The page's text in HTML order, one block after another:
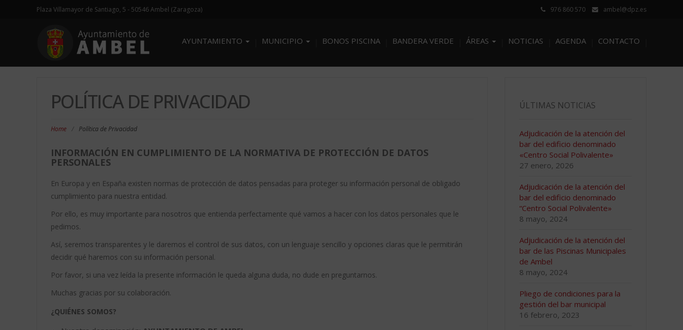
Plaza Villamayor de Santiago, 5 - 50546 Ambel (Zaragoza) 976 860 570 ambel@dpz.es
AYUNTAMIENTO MUNICIPIO BONOS PISCINA BANDERA VERDE ÁREAS NOTICIAS AGENDA CONTACTO
POLÍTICA DE PRIVACIDAD
Home / Política de Privacidad
INFORMACIÓN EN CUMPLIMIENTO DE LA NORMATIVA DE PROTECCIÓN DE DATOS
PERSONALES
En Europa y en España existen normas de protección de datos pensadas para proteger su información personal de obligado
cumplimiento para nuestra entidad.
Por ello, es muy importante para nosotros que entienda perfectamente qué vamos a hacer con los datos personales que le
pedimos.
Así, seremos transparentes y le daremos el control de sus datos, con un lenguaje sencillo y opciones claras que le permitirán
decidir qué haremos con su información personal.
Por favor, si una vez leída la presente información le queda alguna duda, no dude en preguntarnos.
Muchas gracias por su colaboración.
¿QUIÉNES SOMOS?
ÚLTIMAS NOTICIAS
Adjudicación de la atención del
bar del edificio denominado
«Centro Social Polivalente»
27 enero, 2026
Adjudicación de la atención del
bar del edificio denominado
“Centro Social Polivalente»
8 mayo, 2024
Adjudicación de la atención del
bar de las Piscinas Municipales
de Ambel
8 mayo, 2024
Pliego de condiciones para la
gestión del bar municipal
16 febrero, 2023